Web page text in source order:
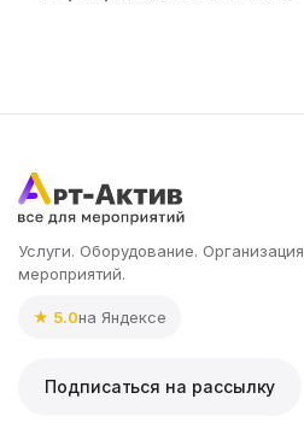
Услуги. Оборудование. Организация
мероприятий.
★ 5.0на Яндексе
Подписаться на рассылку